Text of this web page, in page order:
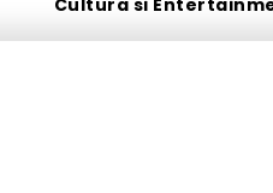
Cultura si